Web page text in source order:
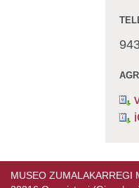
MUSEO ZUMALAKARREGI